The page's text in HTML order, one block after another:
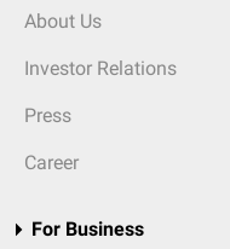
About Us
Investor Relations
Press
Career
For Business